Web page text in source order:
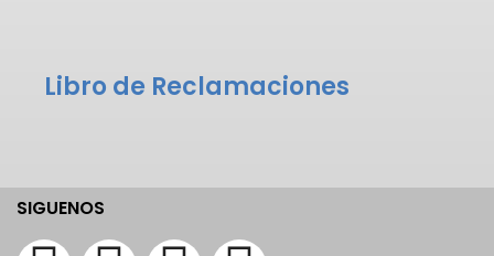
Libro de Reclamaciones
SIGUENOS